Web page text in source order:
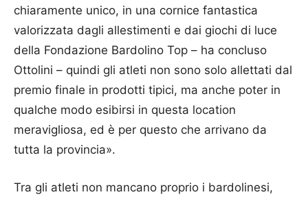
chiaramente unico, in una cornice fantastica
valorizzata dagli allestimenti e dai giochi di luce
della Fondazione Bardolino Top – ha concluso
Ottolini – quindi gli atleti non sono solo allettati dal
premio finale in prodotti tipici, ma anche poter in
qualche modo esibirsi in questa location
meravigliosa, ed è per questo che arrivano da
tutta la provincia».
Tra gli atleti non mancano proprio i bardolinesi,